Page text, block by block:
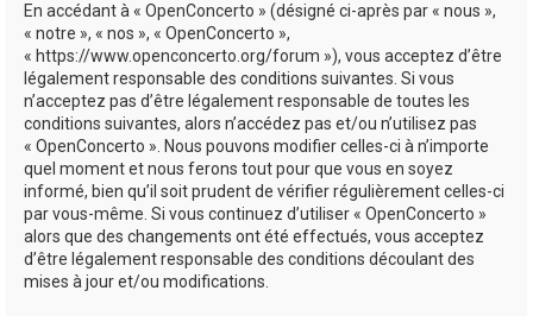
En accédant à « OpenConcerto » (désigné ci-après par « nous »,
« notre », « nos », « OpenConcerto »,
« https://www.openconcerto.org/forum »), vous acceptez d’être
légalement responsable des conditions suivantes. Si vous
n’acceptez pas d’être légalement responsable de toutes les
conditions suivantes, alors n’accédez pas et/ou n’utilisez pas
« OpenConcerto ». Nous pouvons modifier celles-ci à n’importe
quel moment et nous ferons tout pour que vous en soyez
informé, bien qu’il soit prudent de vérifier régulièrement celles-ci
par vous-même. Si vous continuez d’utiliser « OpenConcerto »
alors que des changements ont été effectués, vous acceptez
d’être légalement responsable des conditions découlant des
mises à jour et/ou modifications.